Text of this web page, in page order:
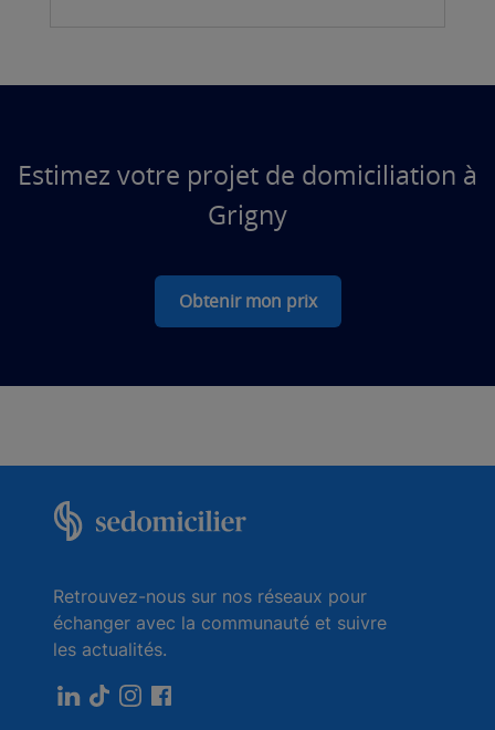
Estimez votre projet de domiciliation à
Grigny
Obtenir mon prix
Retrouvez-nous sur nos réseaux pour
échanger avec la communauté et suivre
les actualités.